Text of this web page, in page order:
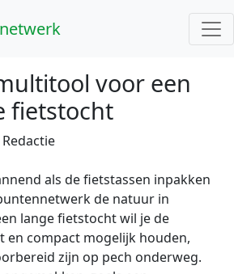
voor een
fietstocht
als de fietstassen inpakken
de natuur in
lange fietstocht wil je de
en compact mogelijk houden,
zijn op pech onderweg.